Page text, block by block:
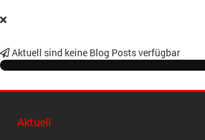
Aktuell sind keine Blog Posts verfügbar
Aktuell